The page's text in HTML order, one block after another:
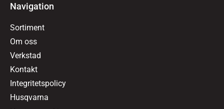
Navigation
Sortiment
Om oss
Verkstad
Kontakt
Integritetspolicy
Husqvarna